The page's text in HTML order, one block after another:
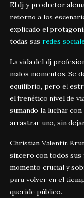
El dj y productor
retorno a los
explicado el
todas sus redes
La vida del dj
malos momentos. Se
equilibrio, pero el
el frenético nivel de
sumando la luchar
arrastrar uno, sin
Christian Valentin
sincero con todos sus
momento crucial y
para volver en el
querido público.